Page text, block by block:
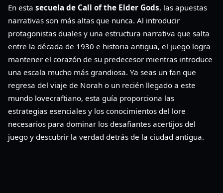
En esta secuela de Call of the Elder Gods, las apuestas
narrativas son más altas que nunca. Al introducir
protagonistas duales y una estructura narrativa que salta
entre la década de 1930 e historia antigua, el juego logra
mantener el corazón de su predecesor mientras introduce
una escala mucho más grandiosa. Ya seas un fan que
regresa del viaje de Norah o un recién llegado a este
mundo lovecraftiano, esta guía proporciona las
estrategias esenciales y los conocimientos del lore
necesarios para dominar los desafiantes acertijos del
juego y descubrir la verdad detrás de la ciudad antigua.